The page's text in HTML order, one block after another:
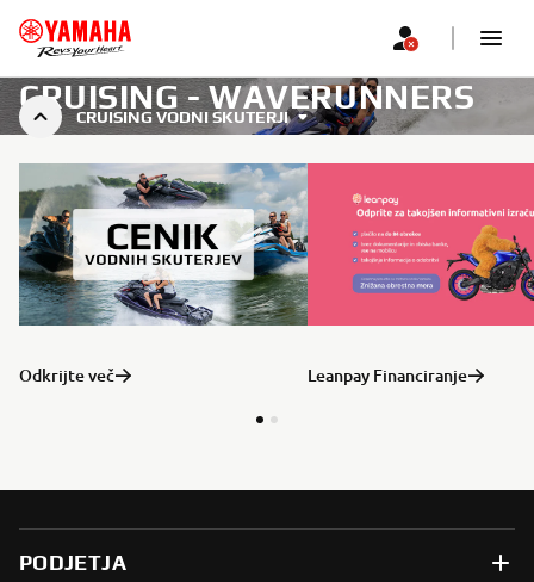
CRUISING VODNI SKUTERJI
CRUISING - WAVERUNNERS
Odkrijte več Leanpay Financiranje
PODJETJA